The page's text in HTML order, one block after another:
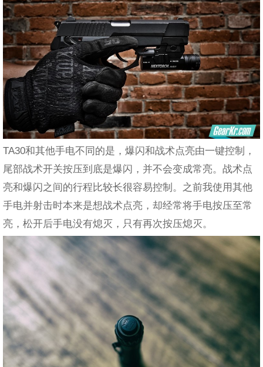
TA30和其他手电不同的是，爆闪和战术点亮由一键控制，
尾部战术开关按压到底是爆闪，并不会变成常亮。战术点
亮和爆闪之间的行程比较长很容易控制。之前我使用其他
手电并射击时本来是想战术点亮，却经常将手电按压至常
亮，松开后手电没有熄灭，只有再次按压熄灭。